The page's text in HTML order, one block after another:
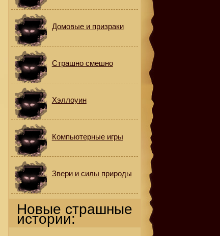
Домовые и призраки
Страшно смешно
Хэллоуин
Компьютерные игры
Звери и силы природы
Новые страшные
истории: